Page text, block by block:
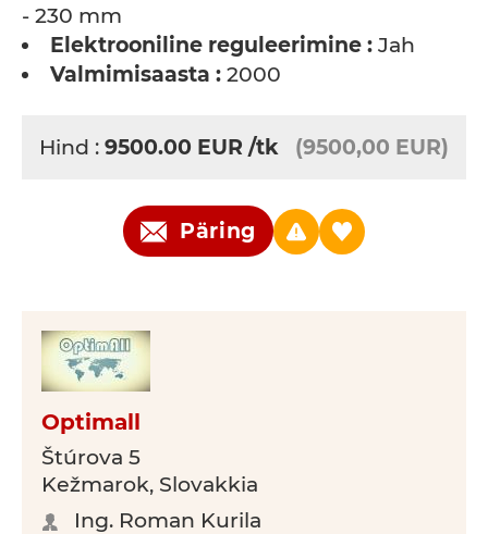
- 230 mm
Elektrooniline reguleerimine : Jah
Valmimisaasta : 2000
Hind : 9500.00 EUR /tk (9500,00 EUR)
Päring
Optimall
Štúrova 5
Kežmarok, Slovakkia
Ing. Roman Kurila